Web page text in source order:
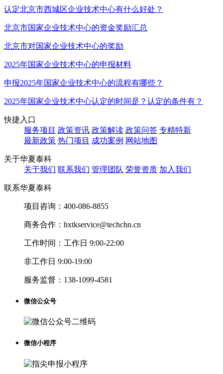
认定北京市西城区企业技术中心有什么好处？
北京市国家企业技术中心的资金奖励汇总
北京市对国家企业技术中心的奖励
2025年国家企业技术中心的申报材料
申报2025年国家企业技术中心的流程有哪些？
2025年国家企业技术中心认定的时间是？认定的条件有？
快捷入口
服务项目 政策资讯 政策解读 政策问答 专精特新
最新政策 热门项目 成功案例 网站地图
关于华夏泰科
关于我们 联系我们 管理团队 荣誉资质 加入我们
联系华夏泰科
项目咨询： 400-086-8855
商务合作： hxtkservice@techchn.cn
工作时间： 工作日 9:00-22:00
非工作日 9:00-19:00
服务监督： 138-1099-4581
微信公众号
微信小程序